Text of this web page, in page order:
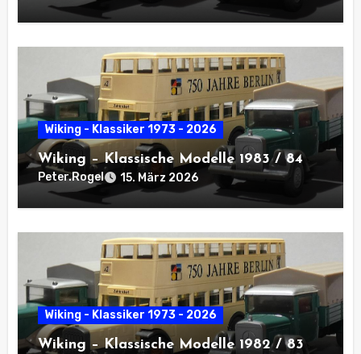
Wiking - Klassiker 1973 - 2026
Wiking – Klassische Modelle 1983 / 84
Peter.Rogel 15. März 2026
Wiking - Klassiker 1973 - 2026
Wiking – Klassische Modelle 1982 / 83